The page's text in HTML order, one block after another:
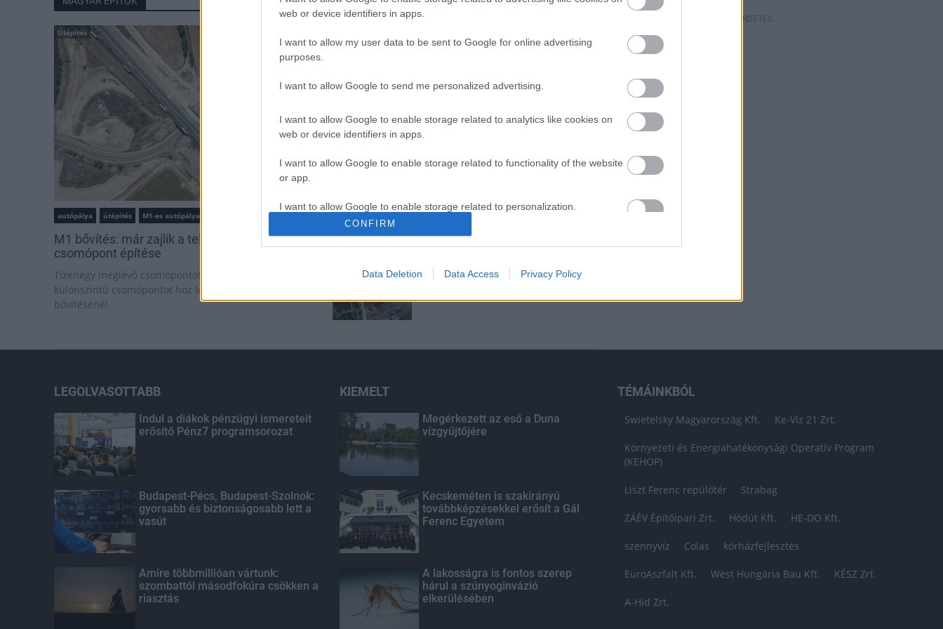
web or device identifiers in apps.
I want to allow my user data to be sent to Google for online advertising
purposes.
I want to allow Google to send me personalized advertising.
I want to allow Google to enable storage related to analytics like cookies on
web or device identifiers in apps.
I want to allow Google to enable storage related to functionality of the website
or app.
I want to allow Google to enable storage related to personalization.
I want to allow Google to enable storage related to security, including
CONFIRM
Data Deletion Data Access Privacy Policy
Útépítés
autópálya útépítés M1-es autópálya
M1 bővítés: már zajlik a teljesen új Bicske Kelet
csomópont építése
Tizenegy meglévő csomópontot korszerűsít és négy új,
különszintű csomópontot hoz létre az MKIF az M1-es
bővítésénél.
csomópont épül Angyalföldön
Hódmezővásárhely jó hírű
református iskoláját
mérföldköve a felülvizsgálat
HIRDETÉS
LEGOLVASOTTABB
Indul a diákok pénzügyi ismereteit
erősítő Pénz7 programsorozat
Budapest-Pécs, Budapest-Szolnok:
gyorsabb és biztonságosabb lett a
vasút
Amire többmillióan vártunk:
szombattól másodfokúra csökken a
riasztás
KIEMELT
Megérkezett az eső a Duna
vízgyűjtőjére
Kecskeméten is szakirányú
továbbképzésekkel erősít a Gál
Ferenc Egyetem
A lakosságra is fontos szerep
hárul a szúnyoginvázió
elkerülésében
TÉMÁINKBÓL
Swietelsky Magyarország Kft. Ke-Víz 21 Zrt.
Környezeti és Energiahatékonysági Operatív Program
(KEHOP)
Liszt Ferenc repülőtér Strabag
ZÁÉV Építőipari Zrt. Hódút Kft. HE-DO Kft.
szennyvíz Colas kórházfejlesztés
EuroAszfalt Kft. West Hungária Bau Kft. KÉSZ Zrt.
A-Híd Zrt.